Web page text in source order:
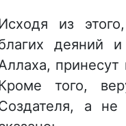
из
деяний
того,
а